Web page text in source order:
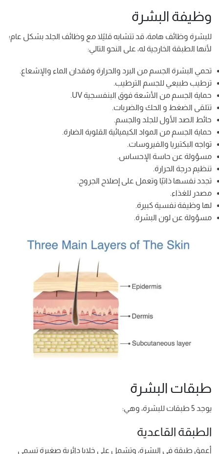
وظيفة البشرة
للبشرة وظائف هامة، قد تتشابه قليًلا مع وظائف الجلد بشكل عام؛
لأنها الطبقة الخارجية له، على النحو التالي:
تحمي البشرة الجسم من البرد والحرارة وفقدان الماء والإشعاع.
ترطيب طبيعي للجسم الترطيب.
حماية الجسم من الأشعة فوق البنفسجية UV.
تتلقى الضغط و الحك والضربات.
حائط الصد الأول للجلد والجسم.
حماية الجسم من المواد الكيميائية القلوية الضارة.
تواجه البكتيريا والفيروسات.
مسؤولة عن حاسة الإحساس.
تنظيم درجة الحرارة.
تجدد نفسها ذاتيًا وتعمل على إصلاح الجروح.
مصدر للغذاء.
لها وظيفة نفسية كبيرة.
مسؤولة عن لون البشرة.
طبقات البشرة
يوجد 5 طبقات للبشرة، وهي:
الطبقة القاعدية
أعمق طبقة في البشرة، وتشمل على خلايا دائرية صغيرة تسمى